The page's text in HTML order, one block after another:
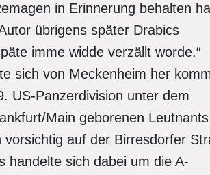
in Erinnerung behalten
übrigens später Drabics
imme widde verzällt worde.“
sich von Meckenheim her
US-Panzerdivision unter dem
Main geborenen Leutnants
auf der Birresdorfer
handelte sich dabei um die A-